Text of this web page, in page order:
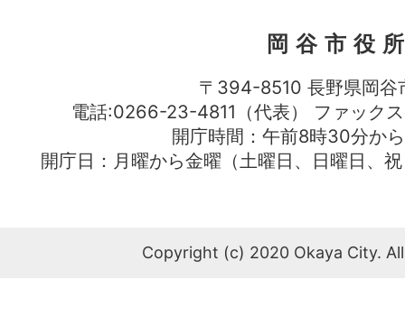
岡谷市役
〒394-8510 長野県岡谷
電話:0266-23-4811（代表） ファッ
開庁時間：午前8時30分か
開庁日：月曜から金曜（土曜日、日曜日、
Copyright (c) 2020 Okaya City.